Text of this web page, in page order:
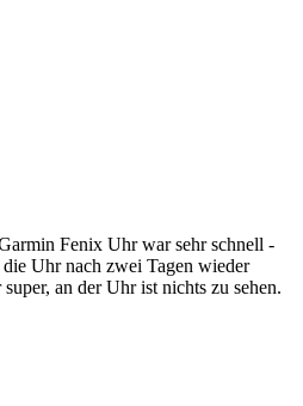
Fenix Uhr war sehr schnell -
Uhr nach zwei Tagen wieder
an der Uhr ist nichts zu sehen.